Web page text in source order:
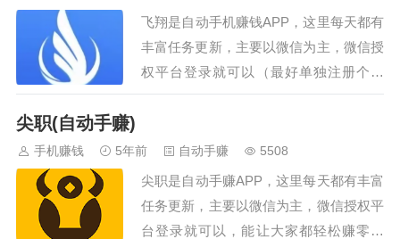
米手机赚钱途径：在有米手机赚钱APP授
权微信登录挂机赚取佣金。有米手机赚钱
APP下载地址：点击我下载有米手机赚钱
飞翔是自动手机赚钱APP，这里每天都有
丰富任务更新，主要以微信为主，微信授
权平台登录就可以（最好单独注册个微
信，不要用自己的生活微信），能让大家
试看吧！ 飞翔手机赚钱途径：在飞翔授
权微信登录挂机赚取佣金。 飞翔手机赚
钱APP下载地址：点击我下载飞翔手机赚
钱APP或者扫描下面的二维码下载飞翔手
尖职(自动手赚)
手机赚钱 5年前 自动手赚 5508
尖职是自动手赚APP，这里每天都有丰富
任务更新，主要以微信为主，微信授权平
台登录就可以，能让大家都轻松赚零花